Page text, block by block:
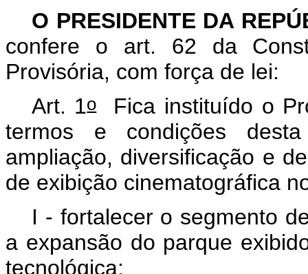
O PRESIDENTE DA
confere o art. 62 da
Provisória, com força de lei:
Art. 1oFica instituído o
termos e condições
ampliação, diversificação e
de exibição cinematográfica
I - fortalecer o segmento
a expansão do parque
tecnológica;